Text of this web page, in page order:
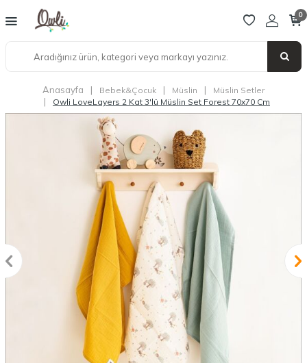
0
Anasayfa | Bebek&Çocuk | Müslin | Müslin Setler
| Owli LoveLayers 2 Kat 3'lü Müslin Set Forest 70x70 Cm